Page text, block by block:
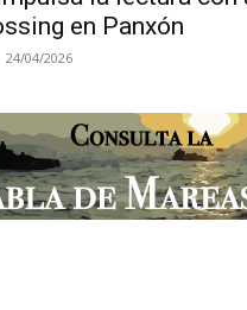
en Panxón
24/04/2026